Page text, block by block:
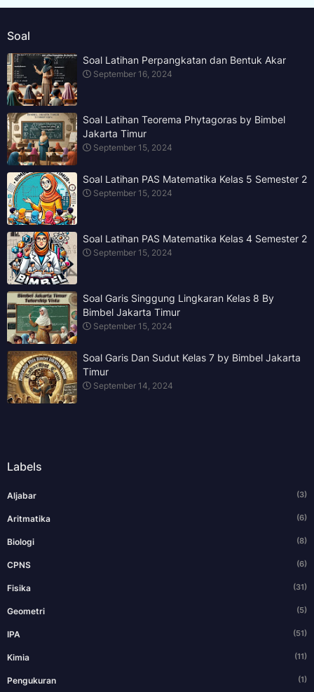
Soal
Soal Latihan Perpangkatan dan Bentuk Akar
September 16, 2024
Soal Latihan Teorema Phytagoras by Bimbel
Jakarta Timur
September 15, 2024
Soal Latihan PAS Matematika Kelas 5 Semester 2
September 15, 2024
Soal Latihan PAS Matematika Kelas 4 Semester 2
September 15, 2024
Soal Garis Singgung Lingkaran Kelas 8 By
Bimbel Jakarta Timur
September 15, 2024
Soal Garis Dan Sudut Kelas 7 by Bimbel Jakarta
Timur
September 14, 2024
Labels
Aljabar (3)
Aritmatika (6)
Biologi (8)
CPNS (6)
Fisika (31)
Geometri (5)
IPA (51)
Kimia (11)
Pengukuran (1)